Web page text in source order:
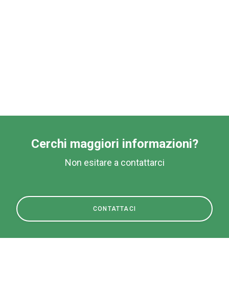
Cerchi maggiori informazioni?
Non esitare a contattarci
CONTATTACI